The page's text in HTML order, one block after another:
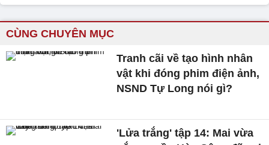
CÙNG CHUYÊN MỤC
Tranh cãi về tạo hình nhân
vật khi đóng phim điện ảnh,
NSND Tự Long nói gì?
'Lửa trắng' tập 14: Mai vừa